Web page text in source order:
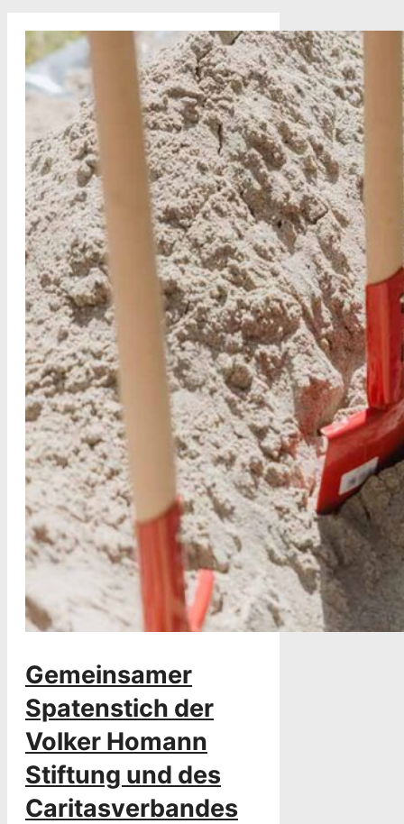
Gemeinsamer
Spatenstich der
Volker Homann
Stiftung und des
Caritasverbandes